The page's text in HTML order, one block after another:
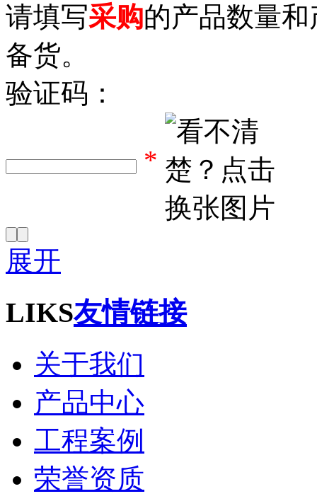
请填写采购的产品数量
备货。
验证码：
*
展开
LIKS友情链接
关于我们
产品中心
工程案例
荣誉资质